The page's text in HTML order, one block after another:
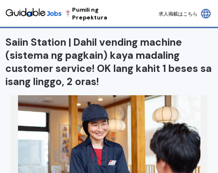
Pumili ng
Prepektura
求人掲載はこちら language
Saiin Station | Dahil vending machine
(sistema ng pagkain) kaya madaling
customer service! OK lang kahit 1 beses sa
isang linggo, 2 oras!